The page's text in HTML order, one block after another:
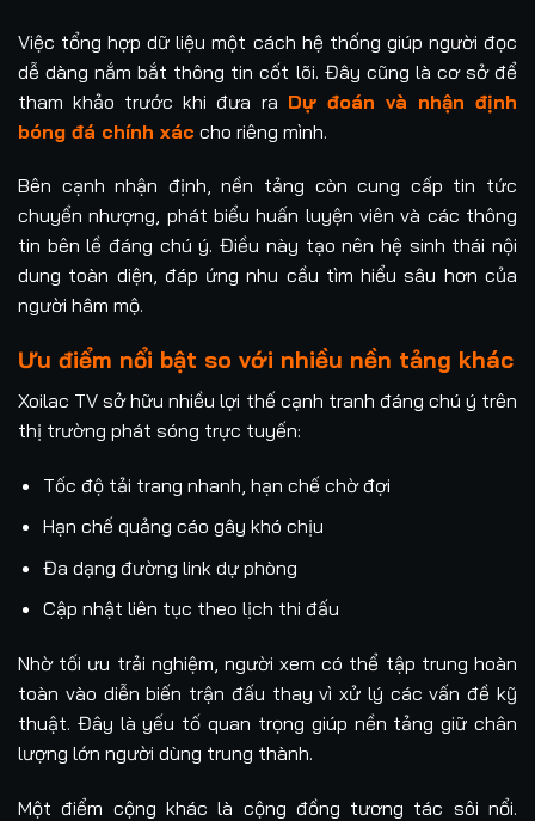
Việc tổng hợp dữ liệu một cách hệ thống giúp người đọc
dễ dàng nắm bắt thông tin cốt lõi. Đây cũng là cơ sở để
tham khảo trước khi đưa ra Dự đoán và nhận định
bóng đá chính xác cho riêng mình.
Bên cạnh nhận định, nền tảng còn cung cấp tin tức
chuyển nhượng, phát biểu huấn luyện viên và các thông
tin bên lề đáng chú ý. Điều này tạo nên hệ sinh thái nội
dung toàn diện, đáp ứng nhu cầu tìm hiểu sâu hơn của
người hâm mộ.
Ưu điểm nổi bật so với nhiều nền tảng khác
Xoilac TV sở hữu nhiều lợi thế cạnh tranh đáng chú ý trên
thị trường phát sóng trực tuyến:
Tốc độ tải trang nhanh, hạn chế chờ đợi
Hạn chế quảng cáo gây khó chịu
Đa dạng đường link dự phòng
Cập nhật liên tục theo lịch thi đấu
Nhờ tối ưu trải nghiệm, người xem có thể tập trung hoàn
toàn vào diễn biến trận đấu thay vì xử lý các vấn đề kỹ
thuật. Đây là yếu tố quan trọng giúp nền tảng giữ chân
lượng lớn người dùng trung thành.
Một điểm cộng khác là cộng đồng tương tác sôi nổi.